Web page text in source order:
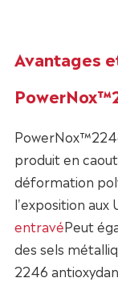
Avantages
produit en
déformation
l'exposition aux
entravéPeut
des sels
2246